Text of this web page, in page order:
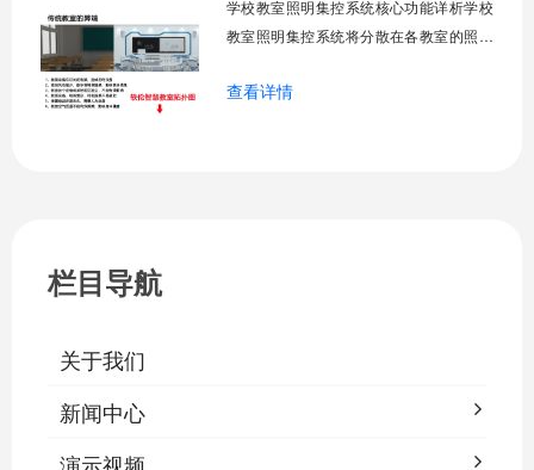
学校教室照明集控系统核心功能详析学校
教室照明集控系统将分散在各教室的照明
关、按需调光、定时策略、能耗监测、故
查看详情
栏目导航
关于我们
新闻中心